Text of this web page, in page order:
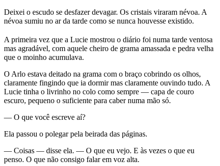
Deixei o escudo se desfazer devagar. Os cristais viraram névoa. A
névoa sumiu no ar da tarde como se nunca houvesse existido.
A primeira vez que a Lucie mostrou o diário foi numa tarde ventosa
mas agradável, com aquele cheiro de grama amassada e pedra velha
que o moinho acumulava.
O Arlo estava deitado na grama com o braço cobrindo os olhos,
claramente fingindo que ia dormir mas claramente ouvindo tudo. A
Lucie tinha o livrinho no colo como sempre — capa de couro
escuro, pequeno o suficiente para caber numa mão só.
— O que você escreve aí?
Ela passou o polegar pela beirada das páginas.
— Coisas — disse ela. — O que eu vejo. E às vezes o que eu
penso. O que não consigo falar em voz alta.